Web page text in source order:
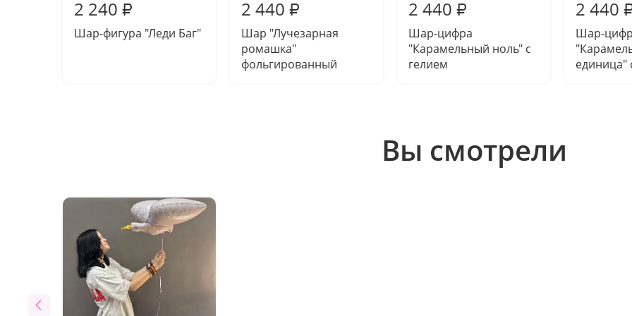
2 240 ₽
Шар-фигура "Леди Баг"
2 440 ₽
Шар "Лучезарная
ромашка"
фольгированный
2 440 ₽
Шар-цифра
"Карамельный ноль" с
гелием
2 440
Шар-
единица"
Вы смотрели